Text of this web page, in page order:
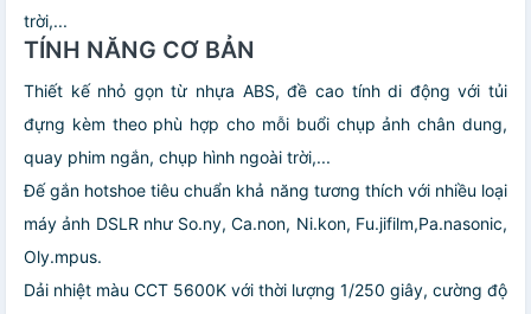
trời,...
TÍNH NĂNG CƠ BẢN
Thiết kế nhỏ gọn từ nhựa ABS, đề cao tính di động với tủi
đựng kèm theo phù hợp cho mỗi buổi chụp ảnh chân dung,
quay phim ngắn, chụp hình ngoài trời,...
Đế gắn hotshoe tiêu chuẩn khả năng tương thích với nhiều loại
máy ảnh DSLR như So.ny, Ca.non, Ni.kon, Fu.jifilm,Pa.nasonic,
Oly.mpus.
Dải nhiệt màu CCT 5600K với thời lượng 1/250 giây, cường độ